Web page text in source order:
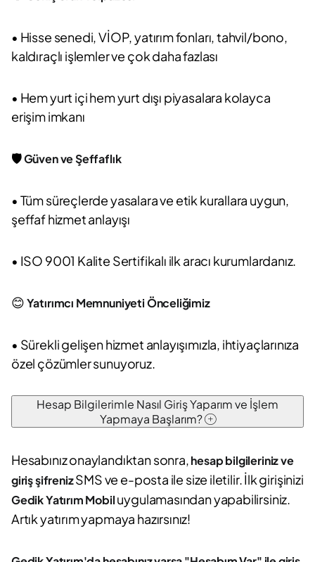
• Hisse senedi, VİOP, yatırım fonları, tahvil/bono,
kaldıraçlı işlemler ve çok daha fazlası
• Hem yurt içi hem yurt dışı piyasalara kolayca
erişim imkanı
🛡️Güven ve Şeffaflık
• Tüm süreçlerde yasalara ve etik kurallara uygun,
şeffaf hizmet anlayışı
• ISO 9001 Kalite Sertifikalı ilk aracı kurumlardanız.
😊Yatırımcı Memnuniyeti Önceliğimiz
• Sürekli gelişen hizmet anlayışımızla, ihtiyaçlarınıza
özel çözümler sunuyoruz.
Hesap Bilgilerimle Nasıl Giriş Yaparım ve İşlem
Yapmaya Başlarım?
Hesabınız onaylandıktan sonra,hesap bilgileriniz ve
giriş şifrenizSMS ve e-posta ile size iletilir. İlk girişinizi
Gedik Yatırım Mobiluygulamasından yapabilirsiniz.
Artık yatırım yapmaya hazırsınız!